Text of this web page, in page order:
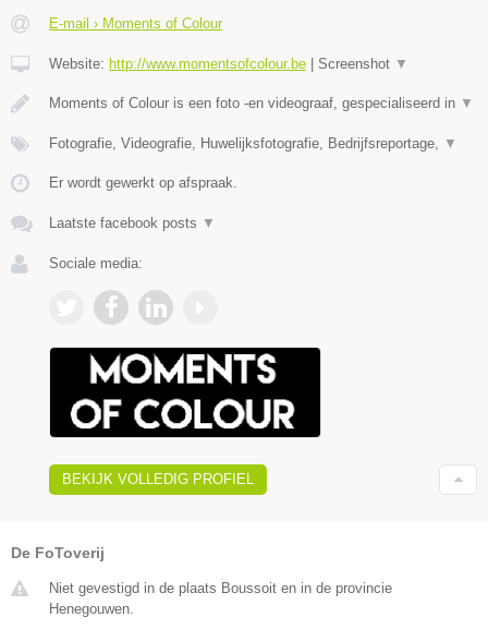
E-mail › Moments of Colour
Website: http://www.momentsofcolour.be | Screenshot ▼
Moments of Colour is een foto -en videograaf, gespecialiseerd in ▼
Fotografie, Videografie, Huwelijksfotografie, Bedrijfsreportage, ▼
Er wordt gewerkt op afspraak.
Laatste facebook posts ▼
Sociale media:
BEKIJK VOLLEDIG PROFIEL
De FoToverij
Niet gevestigd in de plaats Boussoit en in de provincie
Henegouwen.